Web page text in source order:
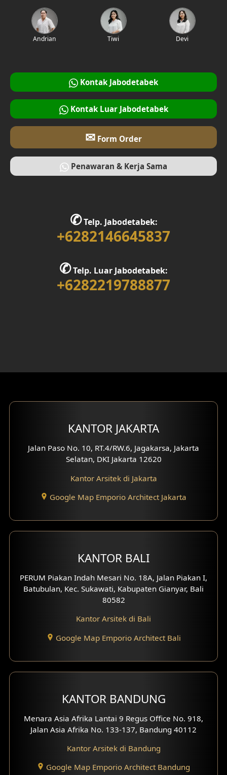
Desain Interior Rumah
Desain Walk in Closet
Desain Rooftop
Desain Area Gym
Desain Bar
Desain Ruang Multimedia
Desain Tempat Ibadah
Desain Ruang Belajar
Desain Rumah 1 Lantai
Desain Rumah 2 Lantai
Desain Rumah 3 Lantai
Eksterior Tampak Depan
Eksterior Tampak Samping
Desain Eksterior Villa
Desain Eksterior Perumahan
Desain Klinik
Desain Perumahan
Desain Interior Perumahan
Desain Interior Ruko
Desain Interior Kantor
Eksterior Tampak Hook
Andrian Tiwi Devi
Kontak Jabodetabek
Kontak Luar Jabodetabek
✉ Form Order
Penawaran & Kerja Sama
✆Telp. Jabodetabek:
+6282146645837
✆Telp. Luar Jabodetabek:
+6282219788877
KANTOR JAKARTA
Jalan Paso No. 10, RT.4/RW.6, Jagakarsa, Jakarta
Selatan, DKI Jakarta 12620
Kantor Arsitek di Jakarta
Google Map Emporio Architect Jakarta
KANTOR BALI
PERUM Piakan Indah Mesari No. 18A, Jalan Piakan I,
Batubulan, Kec. Sukawati, Kabupaten Gianyar, Bali
80582
Kantor Arsitek di Bali
Google Map Emporio Architect Bali
KANTOR BANDUNG
Menara Asia Afrika Lantai 9 Regus Office No. 918,
Jalan Asia Afrika No. 133-137, Bandung 40112
Kantor Arsitek di Bandung
Google Map Emporio Architect Bandung